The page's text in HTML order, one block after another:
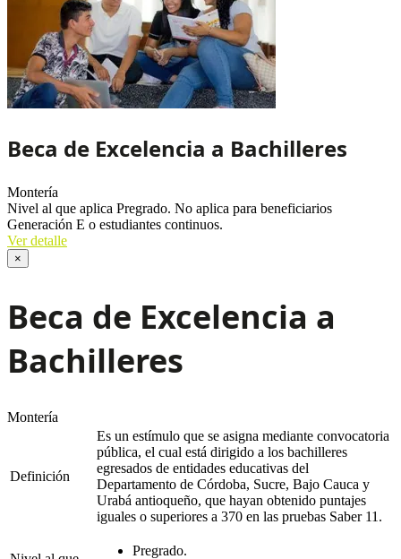
Beca de Excelencia a Bachilleres
Montería
Nivel al que aplica Pregrado. No aplica para beneficiarios
Generación E o estudiantes continuos.
Ver detalle
×
Beca de Excelencia a
Bachilleres
Montería
Definición
Es un estímulo que se asigna mediante convocatoria
pública, el cual está dirigido a los bachilleres
egresados de entidades educativas del
Departamento de Córdoba, Sucre, Bajo Cauca y
Urabá antioqueño, que hayan obtenido puntajes
iguales o superiores a 370 en las pruebas Saber 11.
Pregrado.